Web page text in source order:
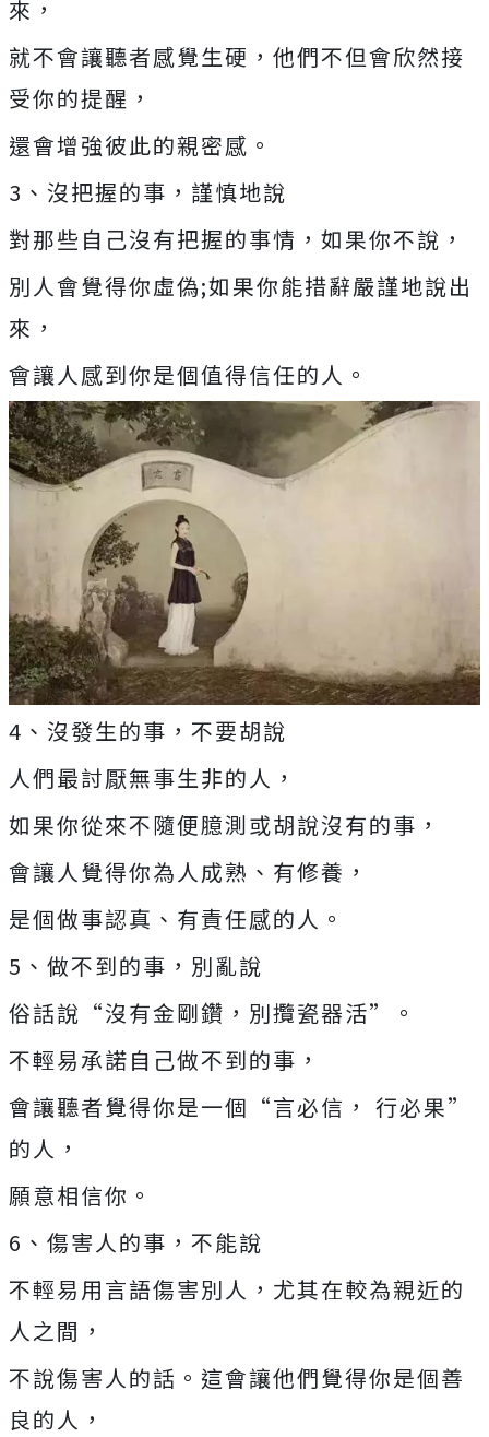
來，
就不會讓聽者感覺生硬，他們不但會欣然接
受你的提醒，
還會增強彼此的親密感。
3、沒把握的事，謹慎地說
對那些自己沒有把握的事情，如果你不說，
別人會覺得你虛偽;如果你能措辭嚴謹地說出
來，
會讓人感到你是個值得信任的人。
4、沒發生的事，不要胡說
人們最討厭無事生非的人，
如果你從來不隨便臆測或胡說沒有的事，
會讓人覺得你為人成熟、有修養，
是個做事認真、有責任感的人。
5、做不到的事，別亂說
俗話說“沒有金剛鑽，別攬瓷器活”。
不輕易承諾自己做不到的事，
會讓聽者覺得你是一個“言必信， 行必果”
的人，
願意相信你。
6、傷害人的事，不能說
不輕易用言語傷害別人，尤其在較為親近的
人之間，
不說傷害人的話。這會讓他們覺得你是個善
良的人，